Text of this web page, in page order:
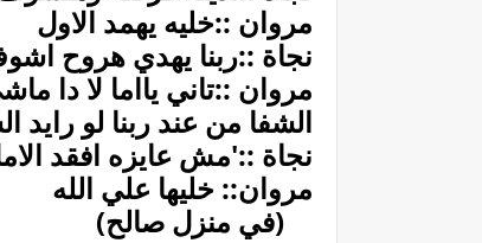
مروان ::خليه يهمد الاول
نجاة ::ربنا يهدي هروح
مروان ::تاني يااما لا دا
الشفا من عند ربنا لو رايد
نجاة ::'مش عايزه افقد
مروان:: خليها علي الله
(في منزل صالح)